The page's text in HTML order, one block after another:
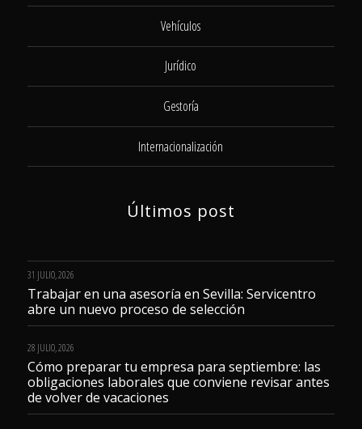
Vehículos
Jurídico
Gestoría
Internacionalización
Últimos post
31 JULIO, 2026
Trabajar en una asesoría en Sevilla: Servicentro
abre un nuevo proceso de selección
28 JULIO, 2026
Cómo preparar tu empresa para septiembre: las
obligaciones laborales que conviene revisar antes
de volver de vacaciones